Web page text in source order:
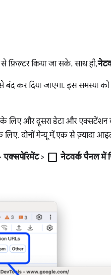
से फ़िल्टर किया जा सके. साथ ही,
कर दिया जाएगा. इस समस्या को
के लिए और दूसरा डेटा और
दोनों मेन्यू में, एक से ज़्यादा
एक्सपेरिमेंट> check_box_outline_blank नेटवर्क पैनल में